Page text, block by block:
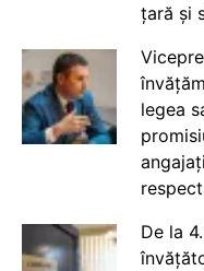
țară și
legea
De la